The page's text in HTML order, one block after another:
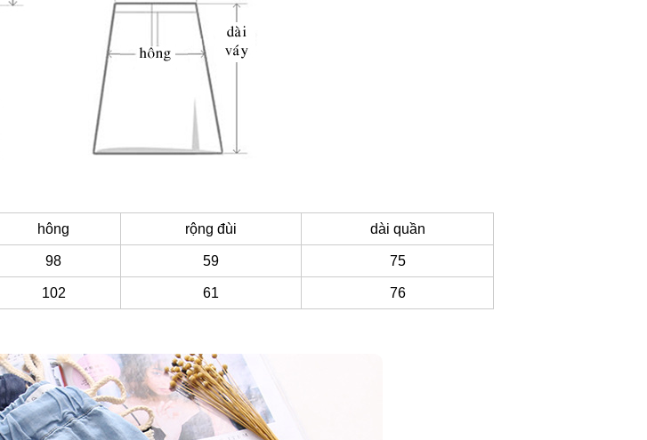
hông rộng đùi dài quần
98 59 75
102 61 76